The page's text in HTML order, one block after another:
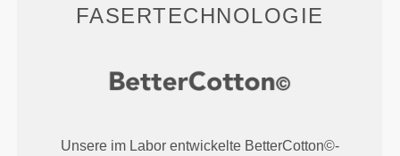
FASERTECHNOLOGIE
Unsere im Labor entwickelte BetterCotton©-